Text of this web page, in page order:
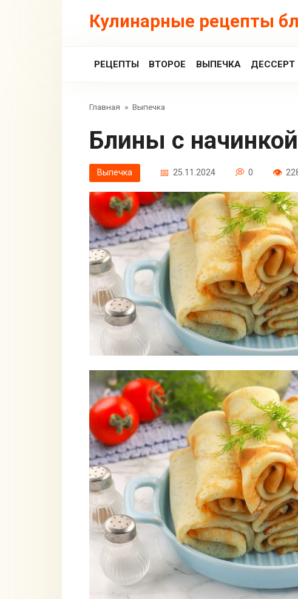
Кулинарные рецепты
РЕЦЕПТЫ ВТОРОЕ ВЫПЕЧКА ДЕССЕРТ
Главная » Выпечка
Блины с
Выпечка 25.11.2024 0